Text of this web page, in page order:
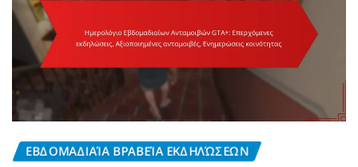
ΕΒΔΟΜΑΔΙΑΊΑ ΒΡΑΒΕΊΑ ΕΚΔΗΛΏΣΕΩΝ